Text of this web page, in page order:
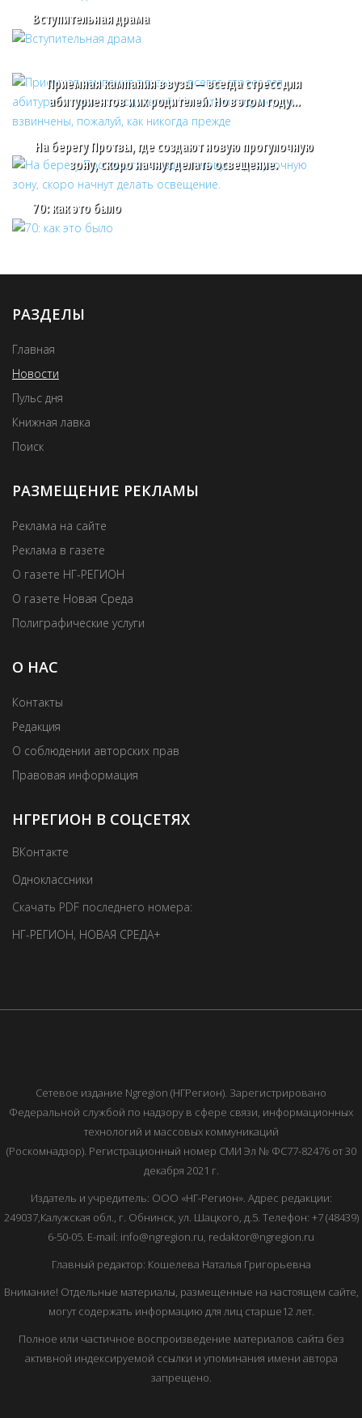
Вступительная драма
Приемная кампания в вузы — всегда стресс для
абитуриентов и их родителей. Но в этом году…
На берегу Протвы, где создают новую прогулочную
зону, скоро начнут делать освещение.
70: как это было
РАЗДЕЛЫ
Главная
Новости
Пульс дня
Книжная лавка
Поиск
РАЗМЕЩЕНИЕ РЕКЛАМЫ
Реклама на сайте
Реклама в газете
О газете НГ-РЕГИОН
О газете Новая Среда
Полиграфические услуги
О НАС
Контакты
Редакция
О соблюдении авторских прав
Правовая информация
НГРЕГИОН В СОЦСЕТЯХ
ВКонтакте
Одноклассники
Скачать PDF последнего номера:
НГ-РЕГИОН, НОВАЯ СРЕДА+
Сетевое издание Ngregion (НГРегион). Зарегистрировано
Федеральной службой по надзору в сфере связи, информационных
технологий и массовых коммуникаций
(Роскомнадзор). Регистрационный номер СМИ Эл № ФС77-82476 от 30
декабря 2021 г.
Издатель и учредитель: ООО «НГ-Регион». Адрес редакции:
249037,Калужская обл., г. Обнинск, ул. Шацкого, д.5. Телефон: +7 (48439)
6-50-05. E-mail: info@ngregion.ru, redaktor@ngregion.ru
Главный редактор: Кошелева Наталья Григорьевна
Внимание! Отдельные материалы, размещенные на настоящем сайте,
могут содержать информацию для лиц старше12 лет.
Полное или частичное воспроизведение материалов сайта без
активной индексируемой ссылки и упоминания имени автора
запрещено.